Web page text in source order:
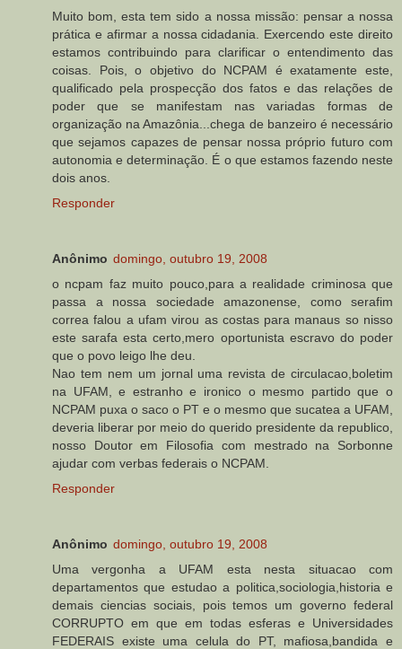
Muito bom, esta tem sido a nossa missão: pensar a nossa
prática e afirmar a nossa cidadania. Exercendo este direito
estamos contribuindo para clarificar o entendimento das
coisas. Pois, o objetivo do NCPAM é exatamente este,
qualificado pela prospecção dos fatos e das relações de
poder que se manifestam nas variadas formas de
organização na Amazônia...chega de banzeiro é necessário
que sejamos capazes de pensar nossa próprio futuro com
autonomia e determinação. É o que estamos fazendo neste
dois anos.
Responder
Anônimo domingo, outubro 19, 2008
o ncpam faz muito pouco,para a realidade criminosa que
passa a nossa sociedade amazonense, como serafim
correa falou a ufam virou as costas para manaus so nisso
este sarafa esta certo,mero oportunista escravo do poder
que o povo leigo lhe deu.
Nao tem nem um jornal uma revista de circulacao,boletim
na UFAM, e estranho e ironico o mesmo partido que o
NCPAM puxa o saco o PT e o mesmo que sucatea a UFAM,
deveria liberar por meio do querido presidente da republico,
nosso Doutor em Filosofia com mestrado na Sorbonne
ajudar com verbas federais o NCPAM.
Responder
Anônimo domingo, outubro 19, 2008
Uma vergonha a UFAM esta nesta situacao com
departamentos que estudao a politica,sociologia,historia e
demais ciencias sociais, pois temos um governo federal
CORRUPTO em que em todas esferas e Universidades
FEDERAIS existe uma celula do PT, mafiosa,bandida e